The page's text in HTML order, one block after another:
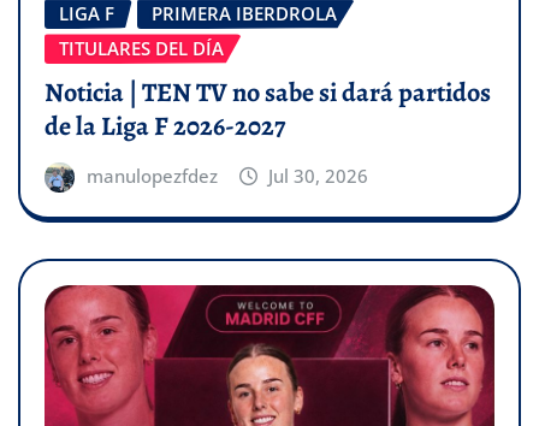
LIGA F
PRIMERA IBERDROLA
TITULARES DEL DÍA
Noticia | TEN TV no sabe si dará partidos
de la Liga F 2026-2027
manulopezfdez Jul 30, 2026